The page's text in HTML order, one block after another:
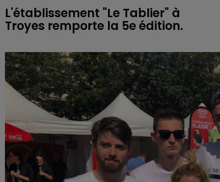
L'établissement "Le Tablier" à
Troyes remporte la 5e édition.